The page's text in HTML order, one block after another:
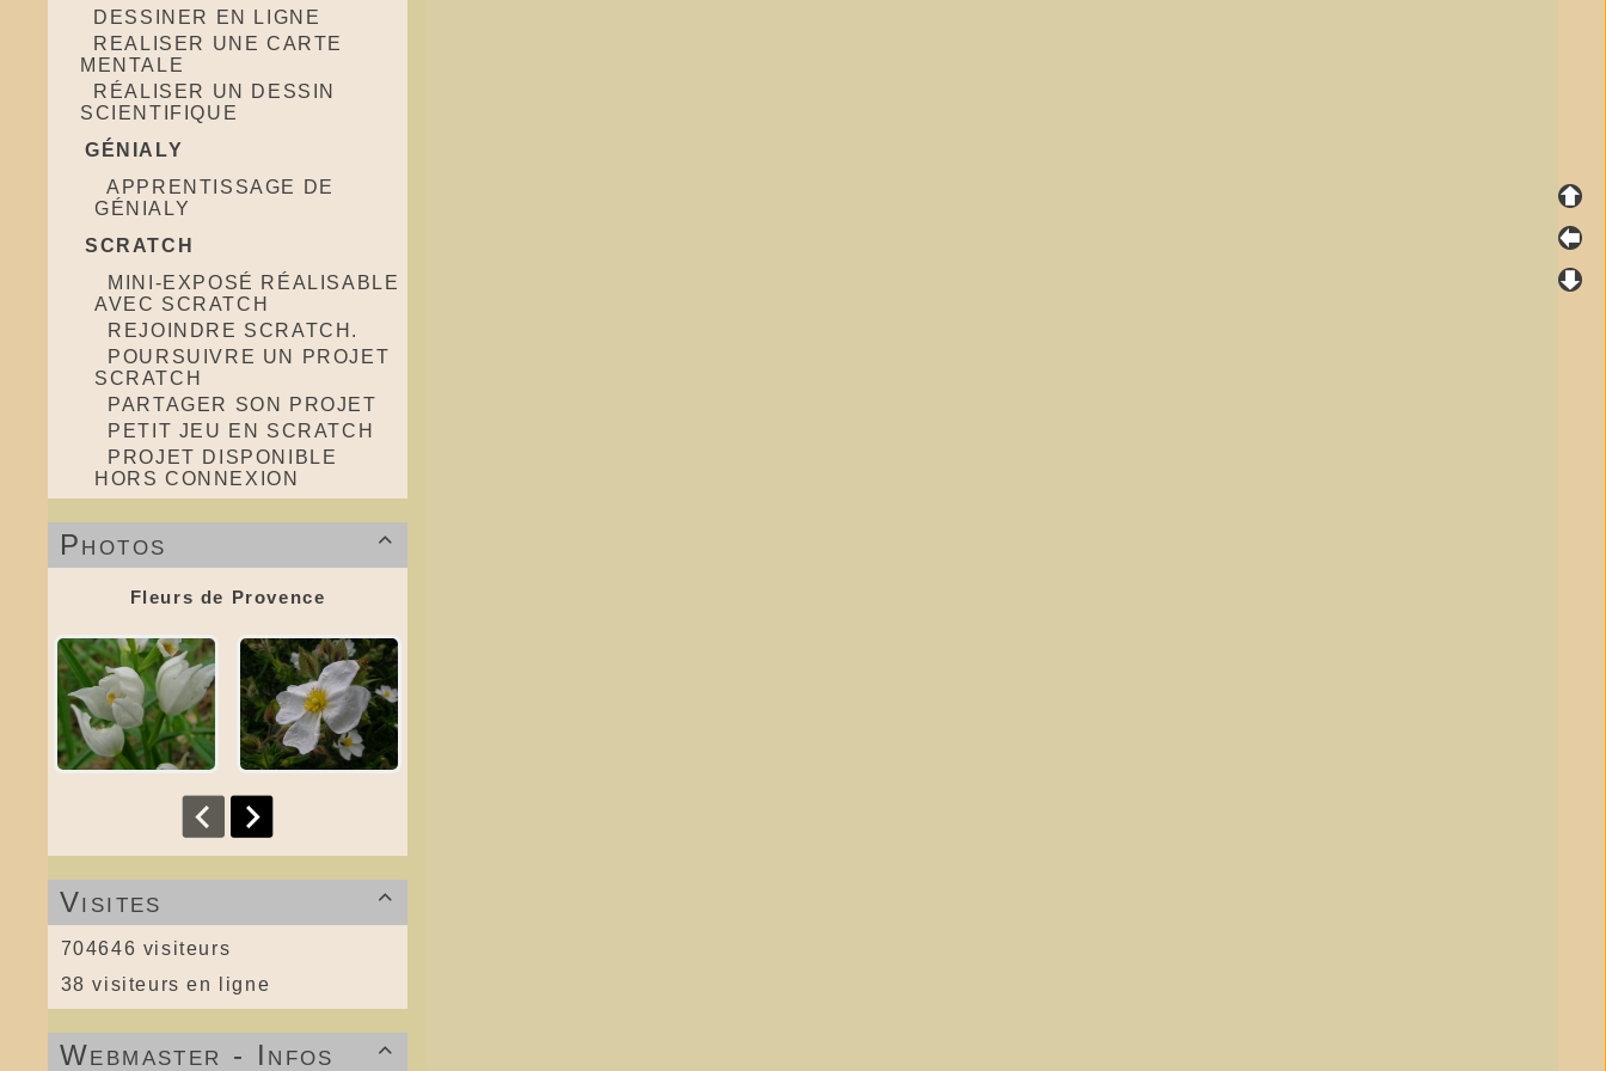
DESSINER EN LIGNE
REALISER UNE CARTE
MENTALE
RÉALISER UN DESSIN
SCIENTIFIQUE
GÉNIALY
APPRENTISSAGE DE
GÉNIALY
SCRATCH
MINI-EXPOSÉ RÉALISABLE
AVEC SCRATCH
REJOINDRE SCRATCH.
POURSUIVRE UN PROJET
SCRATCH
PARTAGER SON PROJET
PETIT JEU EN SCRATCH
PROJET DISPONIBLE
HORS CONNEXION

Photos
Fleurs de Provence

Visites
704646 visiteurs
38 visiteurs en ligne

Webmaster - Infos